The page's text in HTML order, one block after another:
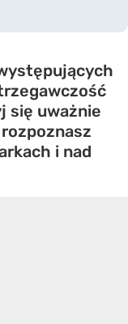
się uważnie
i nad